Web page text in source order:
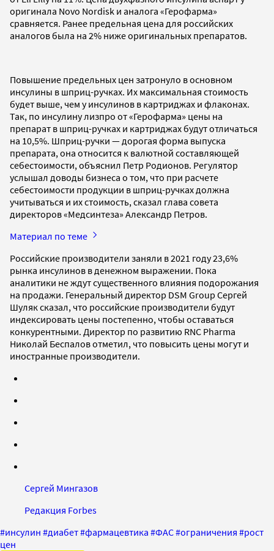
оригинала Novo Nordisk и аналога «Герофарма»
сравняется. Ранее предельная цена для российских
аналогов была на 2% ниже оригинальных препаратов.
Повышение предельных цен затронуло в основном
инсулины в шприц-ручках. Их максимальная стоимость
будет выше, чем у инсулинов в картриджах и флаконах.
Так, по инсулину лизпро от «Герофарма» цены на
препарат в шприц-ручках и картриджах будут отличаться
на 10,5%. Шприц-ручки — дорогая форма выпуска
препарата, она относится к валютной составляющей
себестоимости, объяснил Петр Родионов. Регулятор
услышал доводы бизнеса о том, что при расчете
себестоимости продукции в шприц-ручках должна
учитываться и их стоимость, сказал глава совета
директоров «Медсинтеза» Александр Петров.
Материал по теме
Российские производители заняли в 2021 году 23,6%
рынка инсулинов в денежном выражении. Пока
аналитики не ждут существенного влияния подорожания
на продажи. Генеральный директор DSM Group Сергей
Шуляк сказал, что российские производители будут
индексировать цены постепенно, чтобы оставаться
конкурентными. Директор по развитию RNC Pharma
Николай Беспалов отметил, что повысить цены могут и
иностранные производители.
Сергей Мингазов
Редакция Forbes
#инсулин #диабет#фармацевтика #ФАС#ограничения #рост
цен